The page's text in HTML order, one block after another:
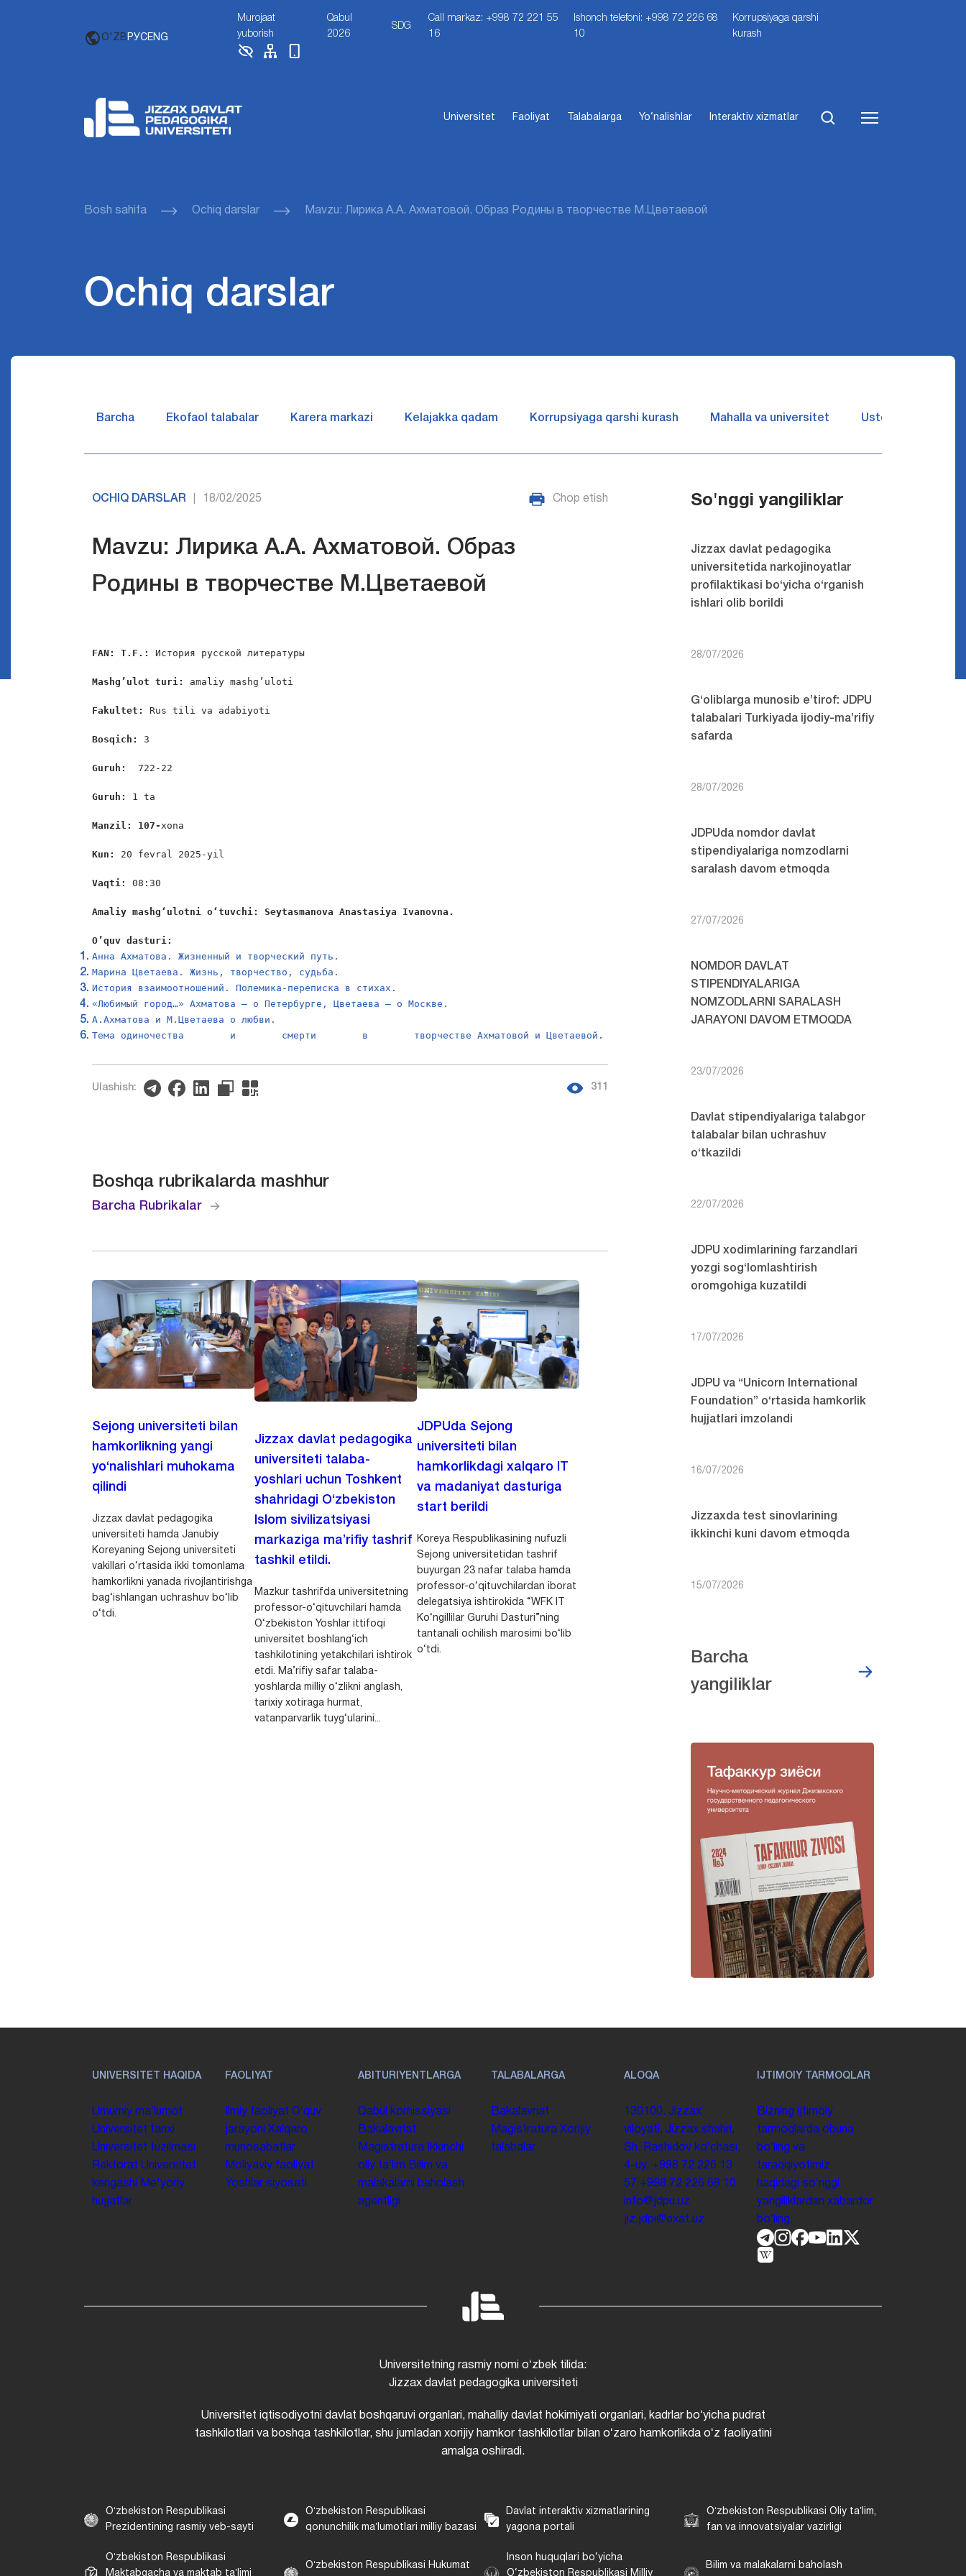
O'ZB РУСENG
Murojaat
yuborish
Qabul
2026
SDG
Call markaz: +998 72 221 55
16
Ishonch telefoni: +998 72 226 68
10
Korrupsiyaga qarshi
kurash
Universitet Faoliyat Talabalarga Yo‘nalishlar Interaktiv xizmatlar
Bosh sahifa Ochiq darslar Mavzu: Лирика А.А. Ахматовой. Образ Родины в творчестве М.Цветаевой
Ochiq darslar
Barcha Ekofaol talabalar Karera markazi Kelajakka qadam Korrupsiyaga qarshi kurash Mahalla va universitet Ustozlar suhbatin
OCHIQ DARSLAR 18/02/2025 Chop etish
Mavzu: Лирика А.А. Ахматовой. Образ
Родины в творчестве М.Цветаевой
FAN : T. F .: История русской литературы
Mashg’ulot turi: amaliy mashg’uloti
Fakultet: Rus tili va adabiyoti
Bosqich: 3
Guruh: 722-22
Guruh: 1 ta
Manzil: 107-xona
Kun: 20 fevral 2025-yil
Vaqti: 08:30
Amaliy mashgʻulotni oʻtuvchi: Seytasmanova Anastasiya Ivanovna.
O’quv dasturi:
Анна Ахматова. Жизненный и творческий путь.
Марина Цветаева. Жизнь, творчество, судьба.
История взаимоотношений. Полемика-переписка в стихах.
«Любимый город…» Ахматова – о Петербурге, Цветаева – о Москве.
А.Ахматова и М.Цветаева о любви.
Тема одиночества        и        смерти        в        творчестве Ахматовой и Цветаевой.
Ulashish: 311
Boshqa rubrikalarda mashhur
Barcha Rubrikalar
Sejong universiteti bilan
hamkorlikning yangi
yo‘nalishlari muhokama
qilindi
Jizzax davlat pedagogika
universiteti hamda Janubiy
Koreyaning Sejong universiteti
vakillari o‘rtasida ikki tomonlama
hamkorlikni yanada rivojlantirishga
bag‘ishlangan uchrashuv bo‘lib
o‘tdi.
Jizzax davlat pedagogika
universiteti talaba-
yoshlari uchun Toshkent
shahridagi O‘zbekiston
Islom sivilizatsiyasi
markaziga ma’rifiy tashrif
tashkil etildi.
Mazkur tashrifda universitetning
professor-o‘qituvchilari hamda
O‘zbekiston Yoshlar ittifoqi
universitet boshlang‘ich
tashkilotining yetakchilari ishtirok
etdi. Ma’rifiy safar talaba-
yoshlarda milliy o‘zlikni anglash,
tarixiy xotiraga hurmat,
vatanparvarlik tuyg‘ularini...
JDPUda Sejong
universiteti bilan
hamkorlikdagi xalqaro IT
va madaniyat dasturiga
start berildi
Koreya Respublikasining nufuzli
Sejong universitetidan tashrif
buyurgan 23 nafar talaba hamda
professor-o‘qituvchilardan iborat
delegatsiya ishtirokida “WFK IT
Ko‘ngillilar Guruhi Dasturi”ning
tantanali ochilish marosimi bo‘lib
o‘tdi.
So'nggi yangiliklar
Jizzax davlat pedagogika
universitetida narkojinoyatlar
profilaktikasi bo‘yicha o‘rganish
ishlari olib borildi
28/07/2026
G‘oliblarga munosib e’tirof: JDPU
talabalari Turkiyada ijodiy-ma’rifiy
safarda
28/07/2026
JDPUda nomdor davlat
stipendiyalariga nomzodlarni
saralash davom etmoqda
27/07/2026
NOMDOR DAVLAT
STIPENDIYALARIGA
NOMZODLARNI SARALASH
JARAYONI DAVOM ETMOQDA
23/07/2026
Davlat stipendiyalariga talabgor
talabalar bilan uchrashuv
o‘tkazildi
22/07/2026
JDPU xodimlarining farzandlari
yozgi sog‘lomlashtirish
oromgohiga kuzatildi
17/07/2026
JDPU va “Unicorn International
Foundation” o‘rtasida hamkorlik
hujjatlari imzolandi
16/07/2026
Jizzaxda test sinovlarining
ikkinchi kuni davom etmoqda
15/07/2026
Barcha
yangiliklar
UNIVERSITET HAQIDA
Umumiy maʼlumot
Universitet tarixi
Universitet tuzilmasi
Rektorat Universitet
kengashi
Me'yoriy
hujjatlar
FAOLIYAT
Ilmiy faoliyat Oʻquv
jarayoni Xalqaro
munosabatlar
Moliyaviy faoliyat
Yoshlar siyosati
ABITURIYENTLARGA
Qabul komissiyasi
Bakalavriat
Magistratura
Ikkinchi
oliy taʼlim Bilim va
malakalarni baholash
agentligi
TALABALARGA
Bakalavriat
Magistratura Xorijiy
talabalar
ALOQA
130100. Jizzax
viloyati, Jizzax shahri,
Sh. Rashidov koʻchasi,
4-uy. +998 72 226 13
57 +998 72 226 68 10
info@jdpu.uz
jiz.jdpi@exat.uz
IJTIMOIY TARMOQLAR
Bizning ijtimoiy
tarmoqlarda obuna
boʻling va
taraqqiyotimiz
haqidagi soʻnggi
yangiliklardan xabardor
boʻling.
Universitetning rasmiy nomi oʻzbek tilida:
Jizzax davlat pedagogika universiteti
Universitet iqtisodiyotni davlat boshqaruvi organlari, mahalliy davlat hokimiyati organlari, kadrlar boʻyicha pudrat
tashkilotlari va boshqa tashkilotlar, shu jumladan xorijiy hamkor tashkilotlar bilan oʻzaro hamkorlikda oʻz faoliyatini
amalga oshiradi.
Oʻzbekiston Respublikasi
Prezidentining rasmiy veb-sayti
Oʻzbekiston Respublikasi
qonunchilik maʼlumotlari milliy bazasi
Davlat interaktiv xizmatlarining
yagona portali
Oʻzbekiston Respublikasi Oliy taʼlim,
fan va innovatsiyalar vazirligi
Oʻzbekiston Respublikasi
Maktabgacha va maktab taʼlimi
Oʻzbekiston Respublikasi Hukumat
Inson huquqlari bo‘yicha
O‘zbekiston Respublikasi Milliy
Bilim va malakalarni baholash